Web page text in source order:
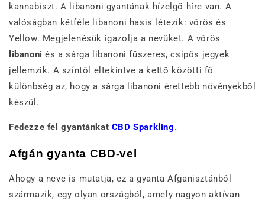
kannabiszt. A libanoni gyantának hízelgő híre van. A
valóságban kétféle libanoni hasis létezik: vörös és
Yellow. Megjelenésük igazolja a nevüket. A vörös
libanoniés a sárga libanoni fűszeres, csípős jegyek
jellemzik. A színtől eltekintve a kettő közötti fő
különbség az, hogy a sárga libanoni érettebb növényekből
készül.
Fedezze fel gyantánkat CBD Sparkling.
Afgán gyanta CBD-vel
Ahogy a neve is mutatja, ez a gyanta Afganisztánból
származik, egy olyan országból, amely nagyon aktívan